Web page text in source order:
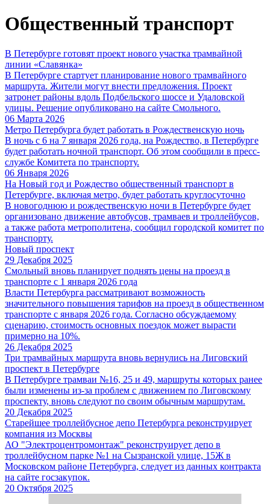
Общественный транспорт
В Петербурге готовят проект нового участка трамвайной
линии «Славянка»
В Петербурге стартует планирование нового трамвайного
маршрута. Жители могут внести предложения. Проект
затронет районы вдоль Подбельского шоссе и Удаловской
улицы. Решение опубликовано на сайте Смольного.
06 Марта 2026
Метро Петербурга будет работать в Рождественскую ночь
В ночь с 6 на 7 января 2026 года, на Рождество, в Петербурге
будет работать ночной транспорт. Об этом сообщили в пресс-
службе Комитета по транспорту.
06 Января 2026
На Новый год и Рождество общественный транспорт в
Петербурге, включая метро, будет работать круглосуточно
В новогоднюю и рождественскую ночи в Петербурге будет
организовано движение автобусов, трамваев и троллейбусов,
а также работа метрополитена, сообщил городской комитет по
транспорту.
Новый проспект
29 Декабря 2025
Смольный вновь планирует поднять цены на проезд в
транспорте с 1 января 2026 года
Власти Петербурга рассматривают возможность
значительного повышения тарифов на проезд в общественном
транспорте с января 2026 года. Согласно обсуждаемому
сценарию, стоимость основных поездок может вырасти
примерно на 10%.
26 Декабря 2025
Три трамвайных маршрута вновь вернулись на Лиговский
проспект в Петербурге
В Петербурге трамваи №16, 25 и 49, маршруты которых ранее
были изменены из-за проблем с движением по Лиговскому
проспекту, вновь следуют по своим обычным маршрутам.
20 Декабря 2025
Старейшее троллейбусное депо Петербурга реконструирует
компания из Москвы
АО "Электроцентромонтаж" реконструирует депо в
троллейбусном парке №1 на Сызранской улице, 15Ж в
Московском районе Петербурга, следует из данных контракта
на сайте госзакупок.
20 Октября 2025